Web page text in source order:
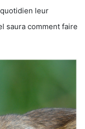
leur
saura comment faire